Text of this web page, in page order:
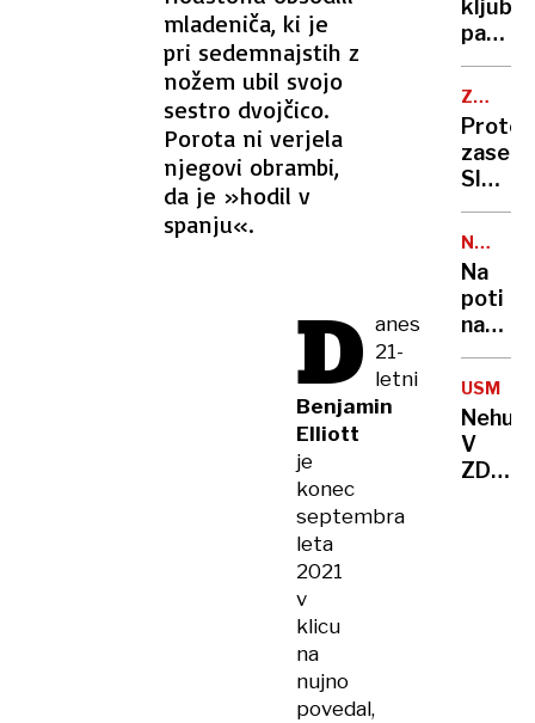
mladeniča, ki je
pri sedemnajstih z
nožem ubil svojo
sestro dvojčico.
Porota ni verjela
njegovi obrambi,
da je »hodil v
spanju«.
D anes
21-
letni
Benjamin
Elliott
je
konec
septembra
leta
2021
v
klicu
na
nujno
povedal,
kljub
padcu
do
zmage
ZA
PRAVICE
ŽENSK
zasedli
cesto
V
GORAH
Na
poti
na
Triglav
v
zdrsnil
hrvaški
V
ZDA